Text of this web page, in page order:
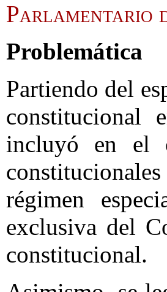
Parlamentario
Problemática
Partiendo del
constitucional
incluyó en el
régimen
exclusiva del
constitucional.